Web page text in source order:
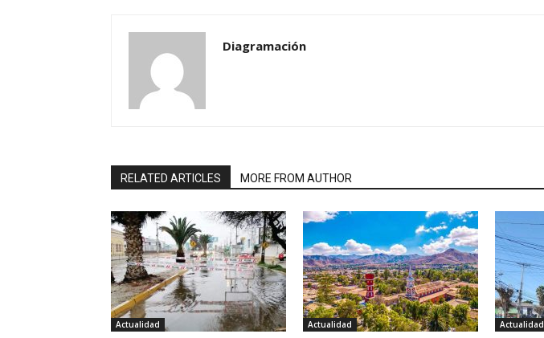
Diagramación
RELATED ARTICLES MORE FROM AUTHOR
Actualidad Actualidad Actualidad